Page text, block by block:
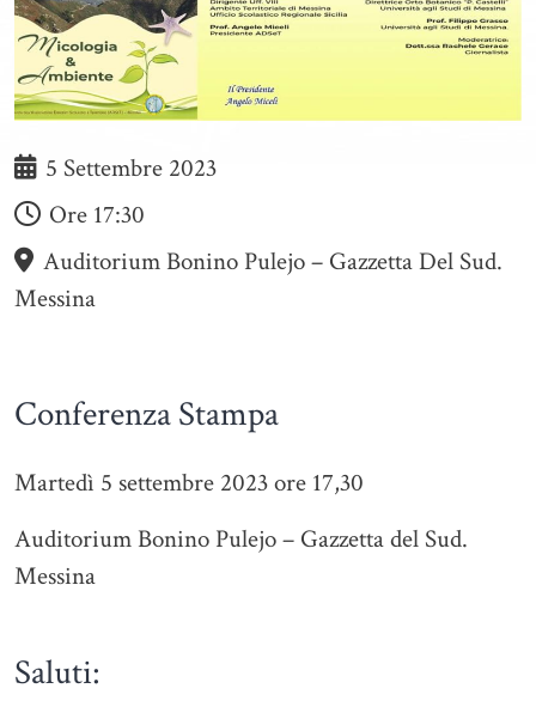
5 Settembre 2023
Ore 17:30
Auditorium Bonino Pulejo – Gazzetta Del Sud.
Messina
Conferenza Stampa
Martedì 5 settembre 2023 ore 17,30
Auditorium Bonino Pulejo – Gazzetta del Sud.
Messina
Saluti: